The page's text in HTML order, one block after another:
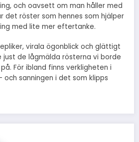
och oavsett om man håller med
det röster som hennes som hjälper
med lite mer eftertanke.
virala ögonblick och glättigt
just de lågmälda rösterna vi borde
För ibland finns verkligheten i
och sanningen i det som klipps